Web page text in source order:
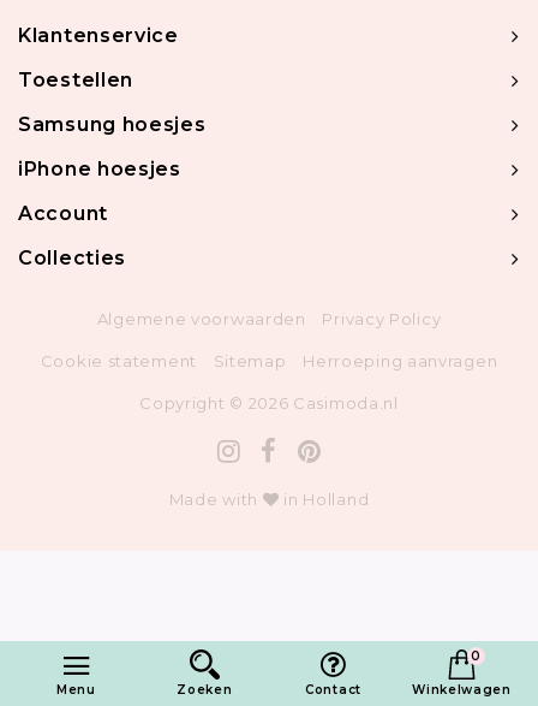
Menu Zoeken Contact
0
Winkelwagen
Klantenservice
Toestellen
Samsung hoesjes
iPhone hoesjes
Account
Collecties
Algemene voorwaarden Privacy Policy
Cookie statement Sitemap Herroeping aanvragen
Copyright © 2026 Casimoda.nl
Made with in Holland
Toevoegen in winkelwagen